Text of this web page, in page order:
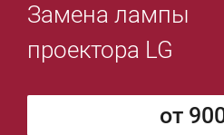
Замена лампы
проектора LG
от